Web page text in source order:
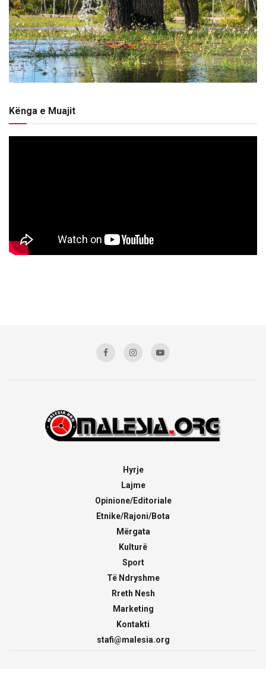
Kënga e Muajit
Hyrje
Lajme
Opinione/Editoriale
Etnike/Rajoni/Bota
Mërgata
Kulturë
Sport
Të Ndryshme
Rreth Nesh
Marketing
Kontakti
stafi@malesia.org